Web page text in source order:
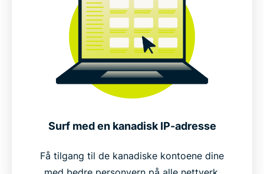
Prøv det beste VPN-et for Canada risikofritt
Surf med en kanadisk IP-adresse
Få tilgang til de kanadiske kontoene dine